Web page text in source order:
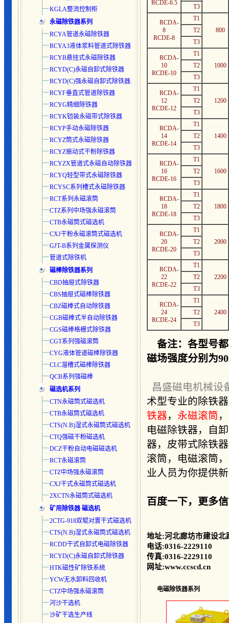
KGLA整流控制柜
永磁除铁器系列
RCYA管道永磁除铁器
RCYA3液体浆料管道式除铁器
RCYB悬挂式永磁除铁器
RCYD(C)永磁自卸式除铁器
RCYD(C)强永磁自卸式除铁器.
RCYF垂直式管道除铁器
RCYG精细除铁器
RCYK铠装永磁带式除铁器
RCYP手动永磁除铁器
RCYZ筒式永磁除铁器
RCYZ振动式干粉除铁器
RCYZX管道式永磁自动除铁器
RCYQ轻型带式永磁除铁器
RCYSC系列槽式永磁除铁器
RCT系列永磁滚筒
CTZ系列中场强永磁滚筒
CTB永磁筒式磁选机
CXJ干粉永磁滚筒式磁选机
GJT-B系列金属探测仪
管道式除铁机
磁棒除铁器系列
CBD抽屉式除铁器
CBS抽屉式磁棒除铁器
CBZ磁棒式自动除铁器
CGB磁棒式半自动除铁器
CGS磁棒格栅式除铁器
CGT系列强磁滚筒
CYG液体管道磁棒除铁器
CLC溜槽式磁棒除铁器
QCB系列强磁棒
磁选机系列
CTN永磁筒式磁选机
CTB永磁筒式磁选机
CTS(N.B)湿式永磁筒式磁选机
CTQ强磁干粉磁选机
DCZ干粉自动电磁磁选机
RCT永磁滚筒
CTZ中场强永磁滚筒
CXJ干式永磁筒式磁选机
2XCTN永磁筒式磁选机
矿用除铁器 磁选机
2CTG-918双辊对置干式磁选机
CTS(N.B)湿式永磁筒式磁选机
RCDD干式自卸式电磁除铁器
RCYD(C)永磁自卸式除铁器
HTK磁性矿除铁系统
YCW无水卸料回收机
CTZ中场强永磁滚筒
河沙干选机
沙矿干选生产线
RCDE-6.5
T3
RCDA-
8
RCDE-8
T1
800
T2
T3
RCDA-
10
RCDE-10
T1
1000
T2
T3
RCDA-
12
RCDE-12
T1
1200
T2
T3
RCDA-
14
RCDE-14
T1
1400
T2
T3
RCDA-
16
RCDE-16
T1
1600
T2
T3
RCDA-
18
RCDE-18
T1
1800
T2
T3
RCDA-
20
RCDE-20
T1
2000
T2
T3
RCDA-
22
RCDE-22
T1
2200
T2
T3
RCDA-
24
RCDE-24
T1
2400
T2
T3
备注：各型号
磁场强度分别为
昌盛磁电机械设
术型专业的除铁
铁器， 永磁滚筒
电磁除铁器，自
器，皮带式除铁
滚筒，电磁滚筒
业人员为你提供
百度一下，更多
地址:河北廊坊市建设北
电话:0316-2229110
传真:0316-2229110
网址:www.ccscd.cn
电磁除铁器系列